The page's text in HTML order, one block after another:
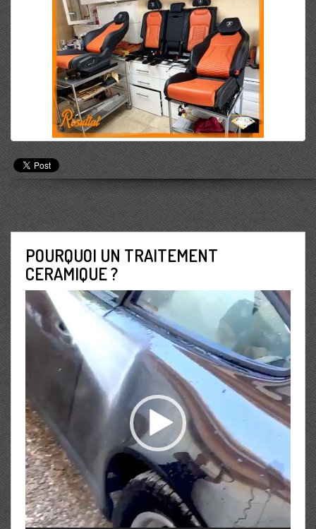
POURQUOI UN TRAITEMENT
CERAMIQUE ?
Lecteur
vidéo